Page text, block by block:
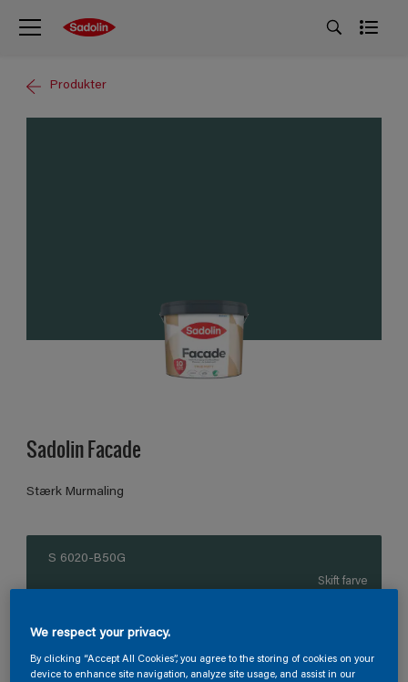
Produkter
Sadolin Facade
Stærk Murmaling
S 6020-B50G
Skift farve
Størrelse
2.325 9 L
We respect your privacy.
By clicking “Accept All Cookies”, you agree to the storing of cookies on your
device to enhance site navigation, analyze site usage, and assist in our